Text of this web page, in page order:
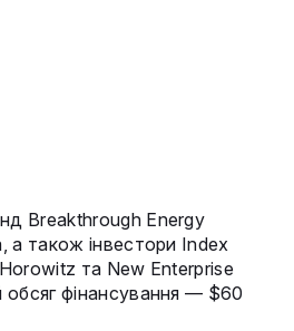
Breakthrough Energy
а також інвестори Index
та New Enterprise
обсяг фінансування — $60